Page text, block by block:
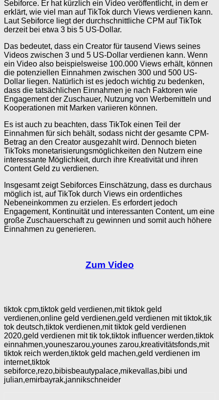
Sebiforce. Er hat kürzlich ein Video veröffentlicht, in dem er
erklärt, wie viel man auf TikTok durch Views verdienen kann.
Laut Sebiforce liegt der durchschnittliche CPM auf TikTok
derzeit bei etwa 3 bis 5 US-Dollar.
Das bedeutet, dass ein Creator für tausend Views seines
Videos zwischen 3 und 5 US-Dollar verdienen kann. Wenn
ein Video also beispielsweise 100.000 Views erhält, können
die potenziellen Einnahmen zwischen 300 und 500 US-
Dollar liegen. Natürlich ist es jedoch wichtig zu bedenken,
dass die tatsächlichen Einnahmen je nach Faktoren wie
Engagement der Zuschauer, Nutzung von Werbemitteln und
Kooperationen mit Marken variieren können.
Es ist auch zu beachten, dass TikTok einen Teil der
Einnahmen für sich behält, sodass nicht der gesamte CPM-
Betrag an den Creator ausgezahlt wird. Dennoch bieten
TikToks monetarisierungsmöglichkeiten den Nutzern eine
interessante Möglichkeit, durch ihre Kreativität und ihren
Content Geld zu verdienen.
Insgesamt zeigt Sebiforces Einschätzung, dass es durchaus
möglich ist, auf TikTok durch Views ein ordentliches
Nebeneinkommen zu erzielen. Es erfordert jedoch
Engagement, Kontinuität und interessanten Content, um eine
große Zuschauerschaft zu gewinnen und somit auch höhere
Einnahmen zu generieren.
Zum Video
tiktok cpm,tiktok geld verdienen,mit tiktok geld
verdienen,online geld verdienen,geld verdienen mit tiktok,tik
tok deutsch,tiktok verdienen,mit tiktok geld verdienen
2020,geld verdienen mit tik tok,tiktok influencer werden,tiktok
einnahmen,youneszarou,younes zarou,kreativitätsfonds,mit
tiktok reich werden,tiktok geld machen,geld verdienen im
internet,tiktok
sebiforce,rezo,bibisbeautypalace,mikevallas,bibi und
julian,emirbayrak,jannikschneider